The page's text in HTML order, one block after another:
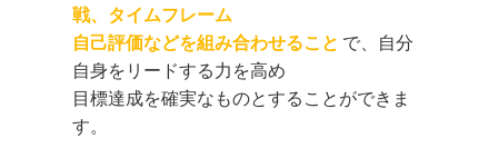
戦、タイムフレーム
自己評価などを組み合わせること で、自分
自身をリードする力を高め
目標達成を確実なものとすることができま
す。